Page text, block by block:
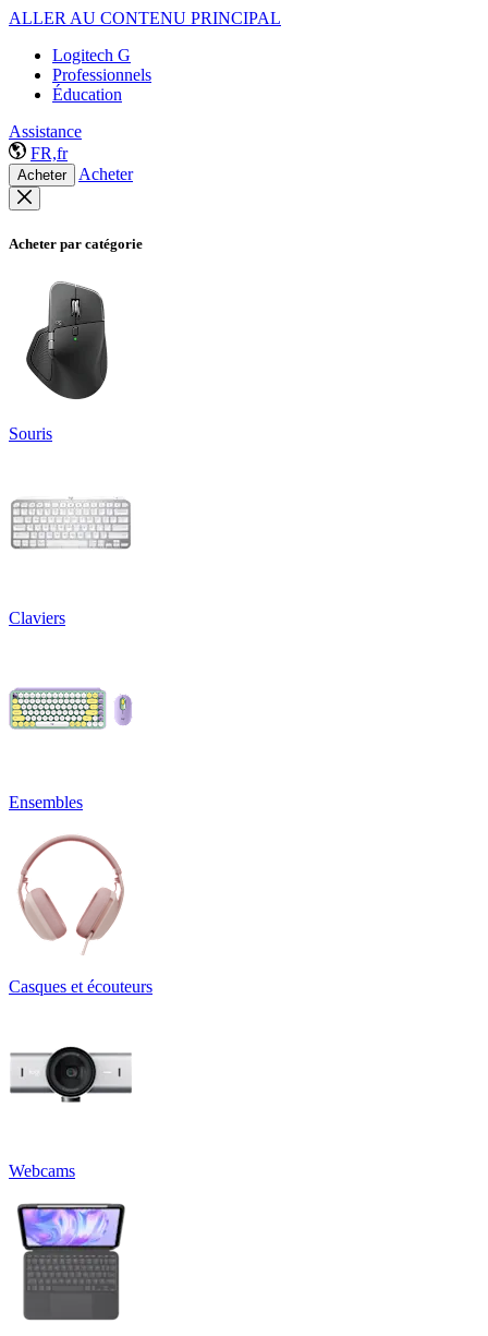
ALLER AU CONTENU PRINCIPAL
Logitech G
Professionnels
Éducation
Assistance
FR,fr
Acheter Acheter
Acheter par catégorie
Souris
Claviers
Ensembles
Casques et écouteurs
Webcams